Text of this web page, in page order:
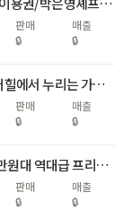
판매
🔒
매출
🔒
엠버퓨어힐에서 누리는 가장 좋은 제주🌳여름 성수기~추석연휴까지 객실 확보
판매
🔒
매출
🔒
✨1인 3만원대 역대급 프리미엄 호캉스! 마티에 부산하버시티 쓱라이브 상륙✨
판매
🔒
매출
🔒